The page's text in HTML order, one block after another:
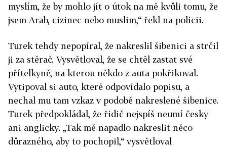
myslím, že by mohlo jít o útok na mě kvůli tomu, že
jsem Arab, cizinec nebo muslim,“ řekl na policii.
Turek tehdy nepopíral, že nakreslil šibenici a strčil
ji za stěrač. Vysvětloval, že se chtěl zastat své
přítelkyně, na kterou někdo z auta pokřikoval.
Vytipoval si auto, které odpovídalo popisu, a
nechal mu tam vzkaz v podobě nakreslené šibenice.
Turek předpokládal, že řidič nejspíš neumí česky
ani anglicky. „Tak mě napadlo nakreslit něco
důrazného, aby to pochopil,“ vysvětloval